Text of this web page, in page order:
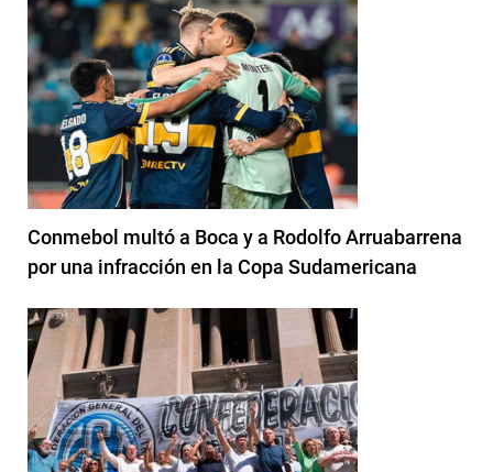
Conmebol multó a Boca y a Rodolfo Arruabarrena
por una infracción en la Copa Sudamericana